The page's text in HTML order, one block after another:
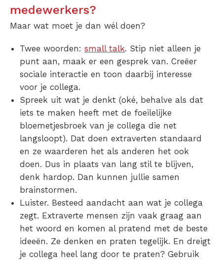
medewerkers?
Maar wat moet je dan wél doen?
Twee woorden: small talk. Stip niet alleen je
punt aan, maak er een gesprek van. Creëer
sociale interactie en toon daarbij interesse
voor je collega.
Spreek uit wat je denkt (oké, behalve als dat
iets te maken heeft met de foeilelijke
bloemetjesbroek van je collega die net
langsloopt). Dat doen extraverten standaard
en ze waarderen het als anderen het ook
doen. Dus in plaats van lang stil te blijven,
denk hardop. Dan kunnen jullie samen
brainstormen.
Luister. Besteed aandacht aan wat je collega
zegt. Extraverte mensen zijn vaak graag aan
het woord en komen al pratend met de beste
ideeën. Ze denken en praten tegelijk. En dreigt
je collega heel lang door te praten? Gebruik